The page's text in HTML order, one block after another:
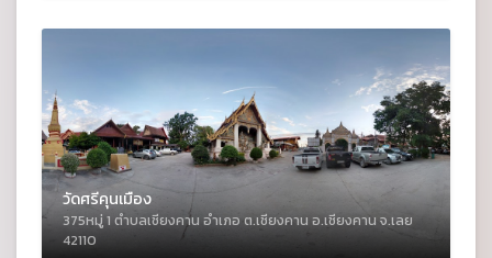
วัดศรีคุนเมือง
375หมู่ 1 ตําบลเชียงคาน อําเภอ ต.เชียงคาน อ.เชียงคาน จ.เลย
42110